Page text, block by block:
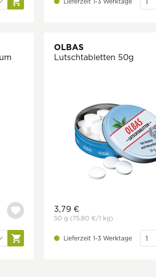
OLBAS
Lutschtabletten 50g
3,79 €
50 g (75,80 €/1 kg)
Lieferzeit 1-3 Werktage